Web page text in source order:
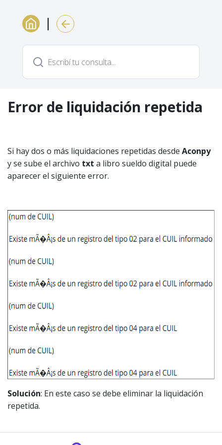
|
Error de liquidación repetida
Si hay dos o más liquidaciones repetidas desde Aconpy
y se sube el archivo txt a libro sueldo digital puede
aparecer el siguiente error.
Solución: En este caso se debe eliminar la liquidación
repetida.